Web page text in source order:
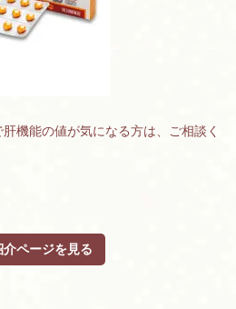
機能の値が気になる方は、ご相談く
介ページを見る